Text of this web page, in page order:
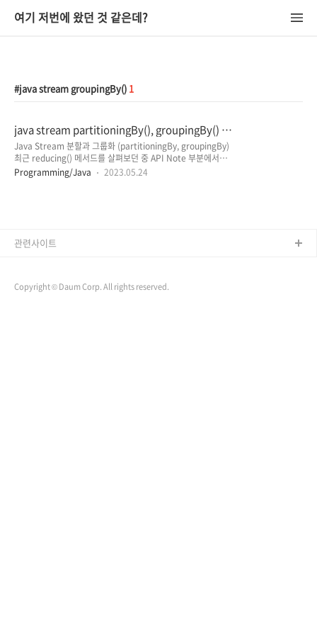
여기 저번에 왔던 것 같은데?
java stream groupingBy() 1
java stream partitioningBy(), groupingBy() 분
할과 그룹화
Java Stream 분할과 그룹화 (partitioningBy, groupingBy)
최근 reducing() 메서드를 살펴보던 중 API Note 부분에서
'reducing()은 groupingBy 또는 partitioningBy의
downstream에 사용할 때 유용하다.'는 주석을 보게 되었는데
하게 되었는데 활용도도 높고, 상당히 편리한 기능인 것 같습니
Programming/Java 2023.05.24
Copyright © Daum Corp. All rights reserved.
관련사이트